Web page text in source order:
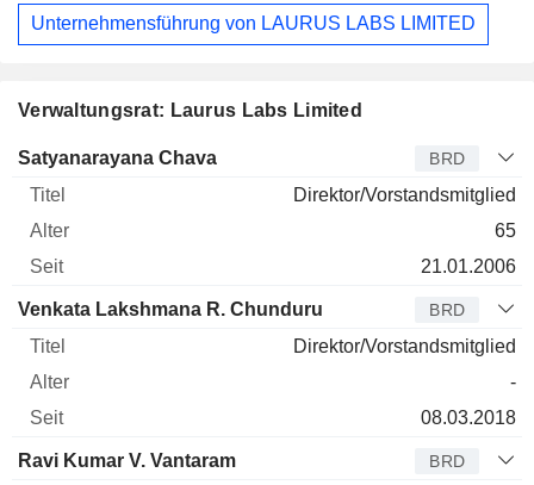
Unternehmensführung von LAURUS LABS LIMITED
Verwaltungsrat: Laurus Labs Limited
Verwaltungsratsmitglied
Satyanarayana Chava BRD
Direktor/Vorstandsmitglied
65
21.01.2006
Venkata Lakshmana R. Chunduru BRD
Direktor/Vorstandsmitglied
-
08.03.2018
Ravi Kumar V. Vantaram BRD